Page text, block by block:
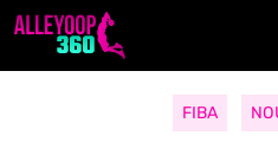
Aller
FIBA